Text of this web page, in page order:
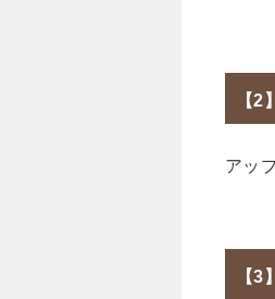
【2
アッ
【3